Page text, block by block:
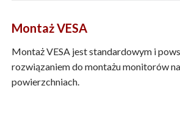
Montaż VESA
Montaż VESA jest standardowym i
rozwiązaniem do montażu monitorów
powierzchniach.